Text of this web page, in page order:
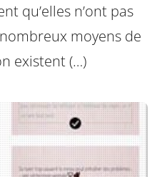
qu’elles n’ont pas
moyens de
existent (…)